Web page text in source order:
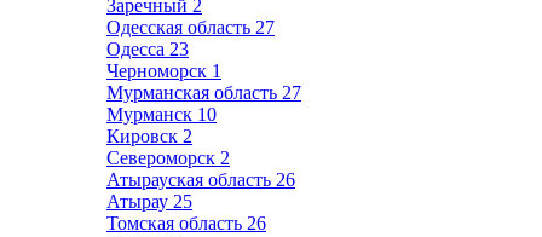
Заречный 2
Одесская область 27
Одесса 23
Черноморск 1
Мурманская область 27
Мурманск 10
Кировск 2
Североморск 2
Атырауская область 26
Атырау 25
Томская область 26